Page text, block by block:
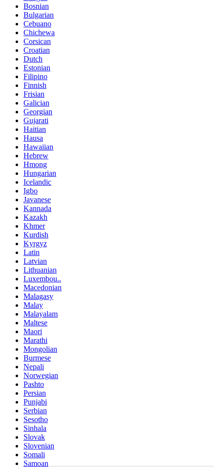
Bosnian
Bulgarian
Cebuano
Chichewa
Corsican
Croatian
Dutch
Estonian
Filipino
Finnish
Frisian
Galician
Georgian
Gujarati
Haitian
Hausa
Hawaiian
Hebrew
Hmong
Hungarian
Icelandic
Igbo
Javanese
Kannada
Kazakh
Khmer
Kurdish
Kyrgyz
Latin
Latvian
Lithuanian
Luxembou..
Macedonian
Malagasy
Malay
Malayalam
Maltese
Maori
Marathi
Mongolian
Burmese
Nepali
Norwegian
Pashto
Persian
Punjabi
Serbian
Sesotho
Sinhala
Slovak
Slovenian
Somali
Samoan